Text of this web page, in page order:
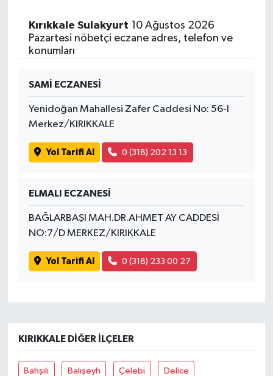
Kırıkkale Sulakyurt 10 Ağustos 2026
Pazartesi nöbetçi eczane adres, telefon ve
konumları
SAMİ ECZANESİ
Yenidoğan Mahallesi Zafer Caddesi No: 56-I
Merkez/KIRIKKALE
Yol Tarifi Al 0 (318) 202 13 13
ELMALI ECZANESİ
BAĞLARBAŞI MAH.DR.AHMET AY CADDESİ
NO:7/D MERKEZ/KIRIKKALE
Yol Tarifi Al 0 (318) 233 00 27
KIRIKKALE DIĞER İLÇELER
Bahşılı Balışeyh Çelebi Delice